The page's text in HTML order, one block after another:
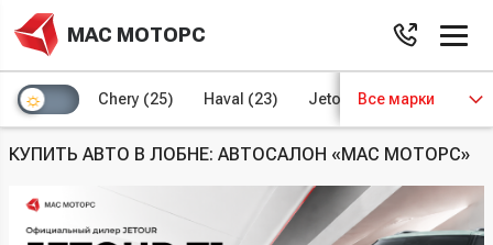
МАС МОТОРС
Chery (25) Haval (23) Jetour (8) Kaiyi (4)
Все марки
КУПИТЬ АВТО В ЛОБНЕ: АВТОСАЛОН «МАС МОТОРС»